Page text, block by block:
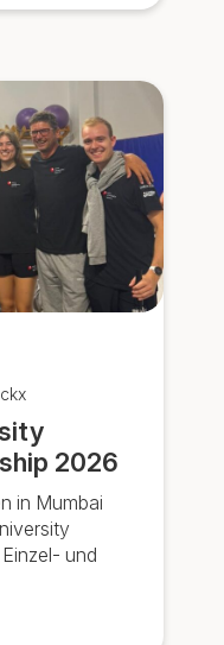
2026
in Mumbai
und